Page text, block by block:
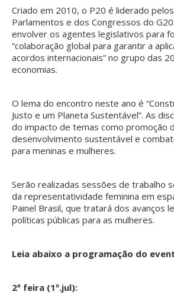
Criado em 2010, o P20 é liderado
Parlamentos e dos Congressos do
envolver os agentes legislativos para
“colaboração global para garantir a
acordos internacionais” no grupo das
economias.
O lema do encontro neste ano é
Justo e um Planeta Sustentável”. As
do impacto de temas como promoção
desenvolvimento sustentável e
para meninas e mulheres.
Serão realizadas sessões de trabalho
da representatividade feminina em
Painel Brasil, que tratará dos avanços
políticas públicas para as mulheres.
Leia abaixo a programação do
2ª feira (1º.jul):